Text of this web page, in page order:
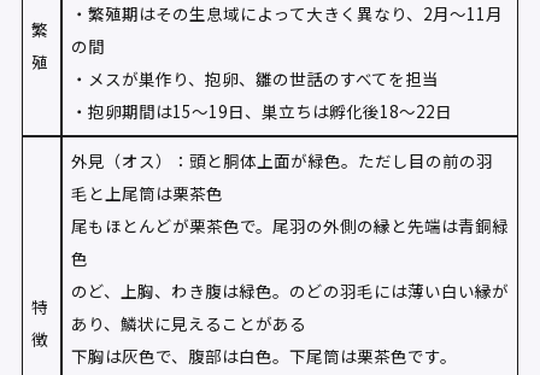
繁
殖
・繁殖期はその生息域によって大きく異なり、2月〜11月
の間
・メスが巣作り、抱卵、雛の世話のすべてを担当
・抱卵期間は15〜19日、巣立ちは孵化後18〜22日
特
徴
外見（オス）：頭と胴体上面が緑色。ただし目の前の羽
毛と上尾筒は栗茶色
尾もほとんどが栗茶色で。尾羽の外側の縁と先端は青銅緑
色
のど、上胸、わき腹は緑色。のどの羽毛には薄い白い縁が
あり、鱗状に見えることがある
下胸は灰色で、腹部は白色。下尾筒は栗茶色です。